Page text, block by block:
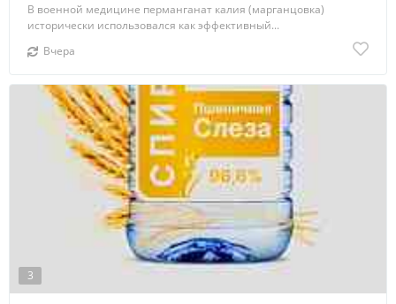
В военной медицине перманганат калия (марганцовка)
исторически использовался как эффективный...
Вчера
3